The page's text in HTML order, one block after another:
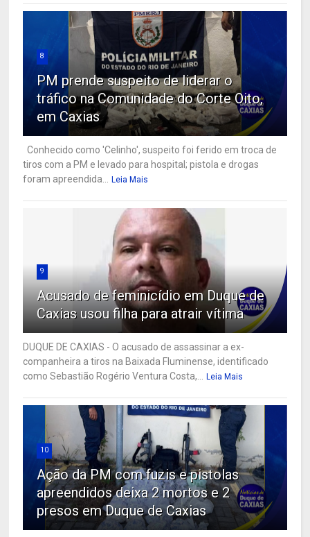
8
PM prende suspeito de liderar o
tráfico na Comunidade do Corte Oito,
em Caxias
Conhecido como 'Celinho', suspeito foi ferido em troca de
tiros com a PM e levado para hospital; pistola e drogas
foram apreendida...
Leia Mais
9
Acusado de feminicídio em Duque de
Caxias usou filha para atrair vítima
DUQUE DE CAXIAS - O acusado de assassinar a ex-
companheira a tiros na Baixada Fluminense, identificado
como Sebastião Rogério Ventura Costa,...
Leia Mais
10
Ação da PM com fuzis e pistolas
apreendidos deixa 2 mortos e 2
presos em Duque de Caxias